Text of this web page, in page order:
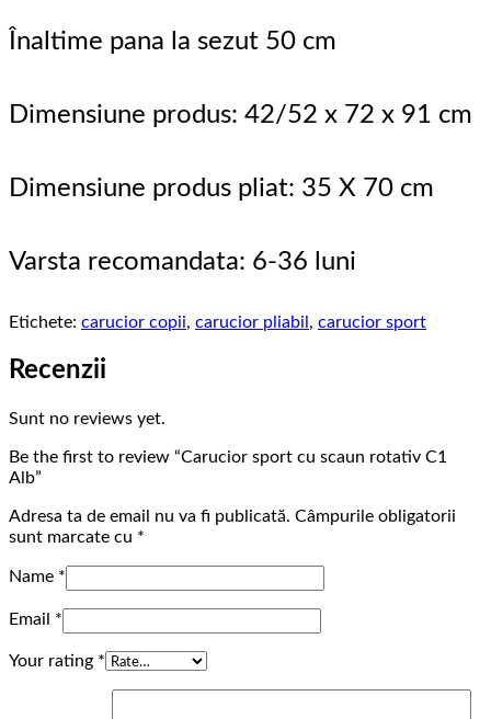
Înaltime pana la sezut 50 cm
Dimensiune produs: 42/52 x 72 x 91 cm
Dimensiune produs pliat: 35 X 70 cm
Varsta recomandata: 6-36 luni
Etichete: carucior copii, carucior pliabil , carucior sport
Recenzii
Sunt no reviews yet.
Be the first to review “Carucior sport cu scaun rotativ C1
Alb”
Adresa ta de email nu va fi publicată. Câmpurile obligatorii
sunt marcate cu *
Name *
Email *
Your rating *